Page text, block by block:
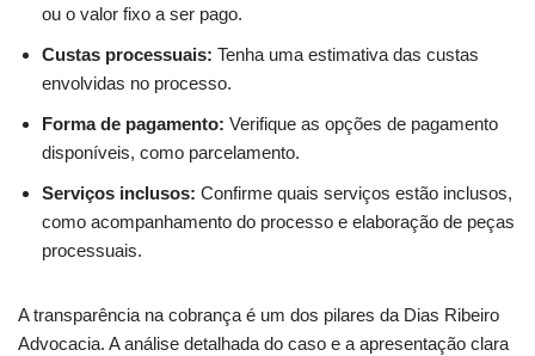
ou o valor fixo a ser pago.
Custas processuais: Tenha uma estimativa das custas
envolvidas no processo.
Forma de pagamento: Verifique as opções de pagamento
disponíveis, como parcelamento.
Serviços inclusos: Confirme quais serviços estão inclusos,
como acompanhamento do processo e elaboração de peças
processuais.
A transparência na cobrança é um dos pilares da Dias Ribeiro
Advocacia. A análise detalhada do caso e a apresentação clara